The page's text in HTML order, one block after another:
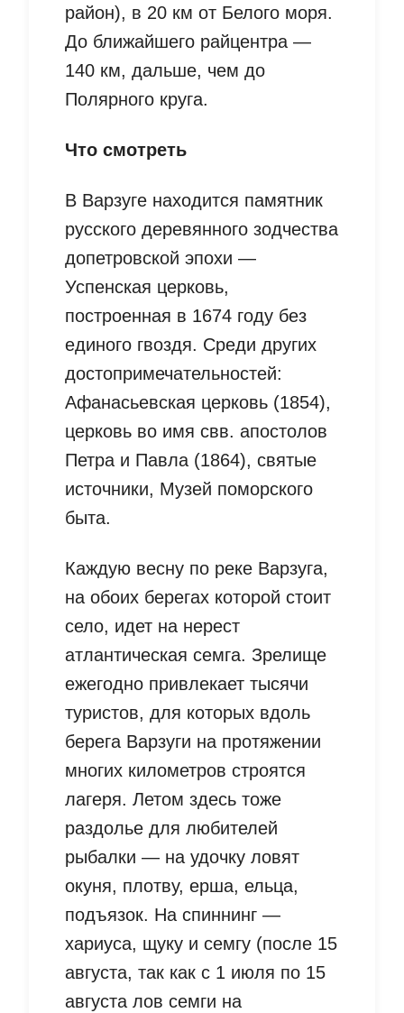
район), в 20 км от Белого моря.
До ближайшего райцентра —
140 км, дальше, чем до
Полярного круга.
Что смотреть
В Варзуге находится памятник
русского деревянного зодчества
допетровской эпохи —
Успенская церковь,
построенная в 1674 году без
единого гвоздя. Среди других
достопримечательностей:
Афанасьевская церковь (1854),
церковь во имя свв. апостолов
Петра и Павла (1864), святые
источники, Музей поморского
быта.
Каждую весну по реке Варзуга,
на обоих берегах которой стоит
село, идет на нерест
атлантическая семга. Зрелище
ежегодно привлекает тысячи
туристов, для которых вдоль
берега Варзуги на протяжении
многих километров строятся
лагеря. Летом здесь тоже
раздолье для любителей
рыбалки — на удочку ловят
окуня, плотву, ерша, ельца,
подъязок. На спиннинг —
хариуса, щуку и семгу (после 15
августа, так как с 1 июля по 15
августа лов семги на